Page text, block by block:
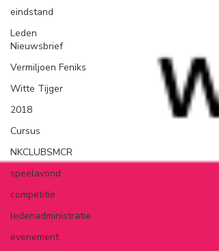
eindstand
Leden
Nieuwsbrief
Vermiljoen Feniks
Witte Tijger
2018
Cursus
NKCLUBSMCR
speelavond
competitie
ledenadministratie
evenement